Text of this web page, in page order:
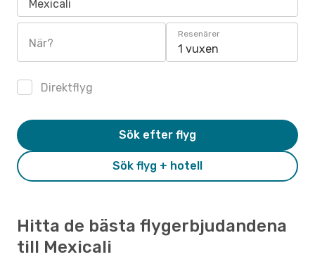
Mexicali
När?
Resenärer
1 vuxen
Direktflyg
Sök flyg + hotell
Sök efter flyg
Hitta de bästa flygerbjudandena
till Mexicali